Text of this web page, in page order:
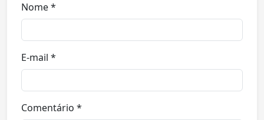
Nome *
E-mail *
Comentário *